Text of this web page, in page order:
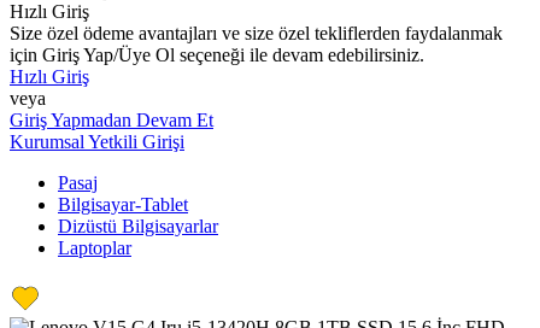
Hızlı Giriş
Size özel ödeme avantajları ve size özel tekliflerden faydalanmak
için Giriş Yap/Üye Ol seçeneği ile devam edebilirsiniz.
Hızlı Giriş
veya
Giriş Yapmadan Devam Et
Kurumsal Yetkili Girişi
Pasaj
Bilgisayar-Tablet
Dizüstü Bilgisayarlar
Laptoplar